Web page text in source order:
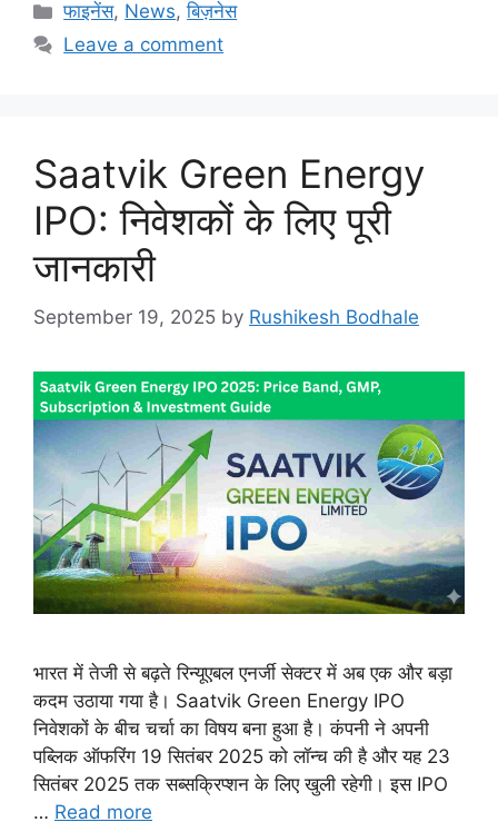
Categories
फाइनेंस, News,बिज़नेस
Leave a comment
Saatvik Green Energy
IPO: निवेशकों के लिए पूरी
जानकारी
September 19, 2025 by Rushikesh Bodhale
भारत में तेजी से बढ़ते रिन्यूएबल एनर्जी सेक्टर में अब एक और बड़ा
कदम उठाया गया है। Saatvik Green Energy IPO
निवेशकों के बीच चर्चा का विषय बना हुआ है। कंपनी ने अपनी
पब्लिक ऑफरिंग 19 सितंबर 2025 को लॉन्च की है और यह 23
सितंबर 2025 तक सब्सक्रिप्शन के लिए खुली रहेगी। इस IPO
… Read more